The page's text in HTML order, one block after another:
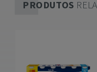
PRODUTOS